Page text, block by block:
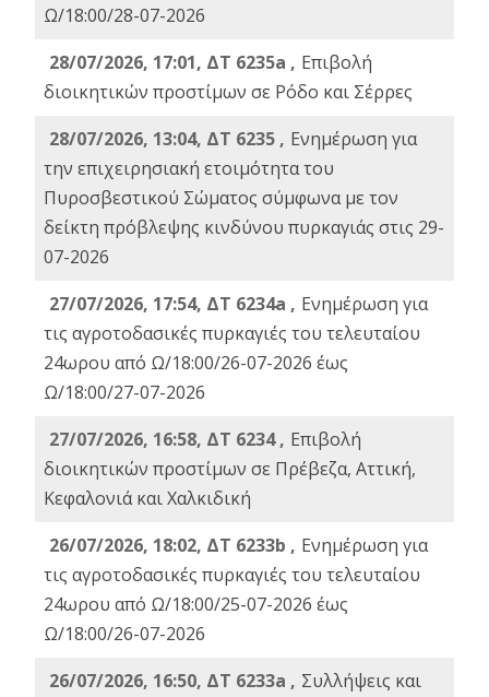
Ω/18:00/28-07-2026
28/07/2026, 17:01, ΔΤ 6235a , Eπιβολή
διοικητικών προστίμων σε Ρόδο και Σέρρες
28/07/2026, 13:04, ΔΤ 6235 , Ενημέρωση για
την επιχειρησιακή ετοιμότητα του
Πυροσβεστικού Σώματος σύμφωνα με τον
δείκτη πρόβλεψης κινδύνου πυρκαγιάς στις 29-
07-2026
27/07/2026, 17:54, ΔΤ 6234a , Ενημέρωση για
τις αγροτοδασικές πυρκαγιές του τελευταίου
24ωρου από Ω/18:00/26-07-2026 έως
Ω/18:00/27-07-2026
27/07/2026, 16:58, ΔΤ 6234 , Eπιβολή
διοικητικών προστίμων σε Πρέβεζα, Αττική,
Κεφαλονιά και Χαλκιδική
26/07/2026, 18:02, ΔΤ 6233b , Ενημέρωση για
τις αγροτοδασικές πυρκαγιές του τελευταίου
24ωρου από Ω/18:00/25-07-2026 έως
Ω/18:00/26-07-2026
26/07/2026, 16:50, ΔΤ 6233a , Συλλήψεις και